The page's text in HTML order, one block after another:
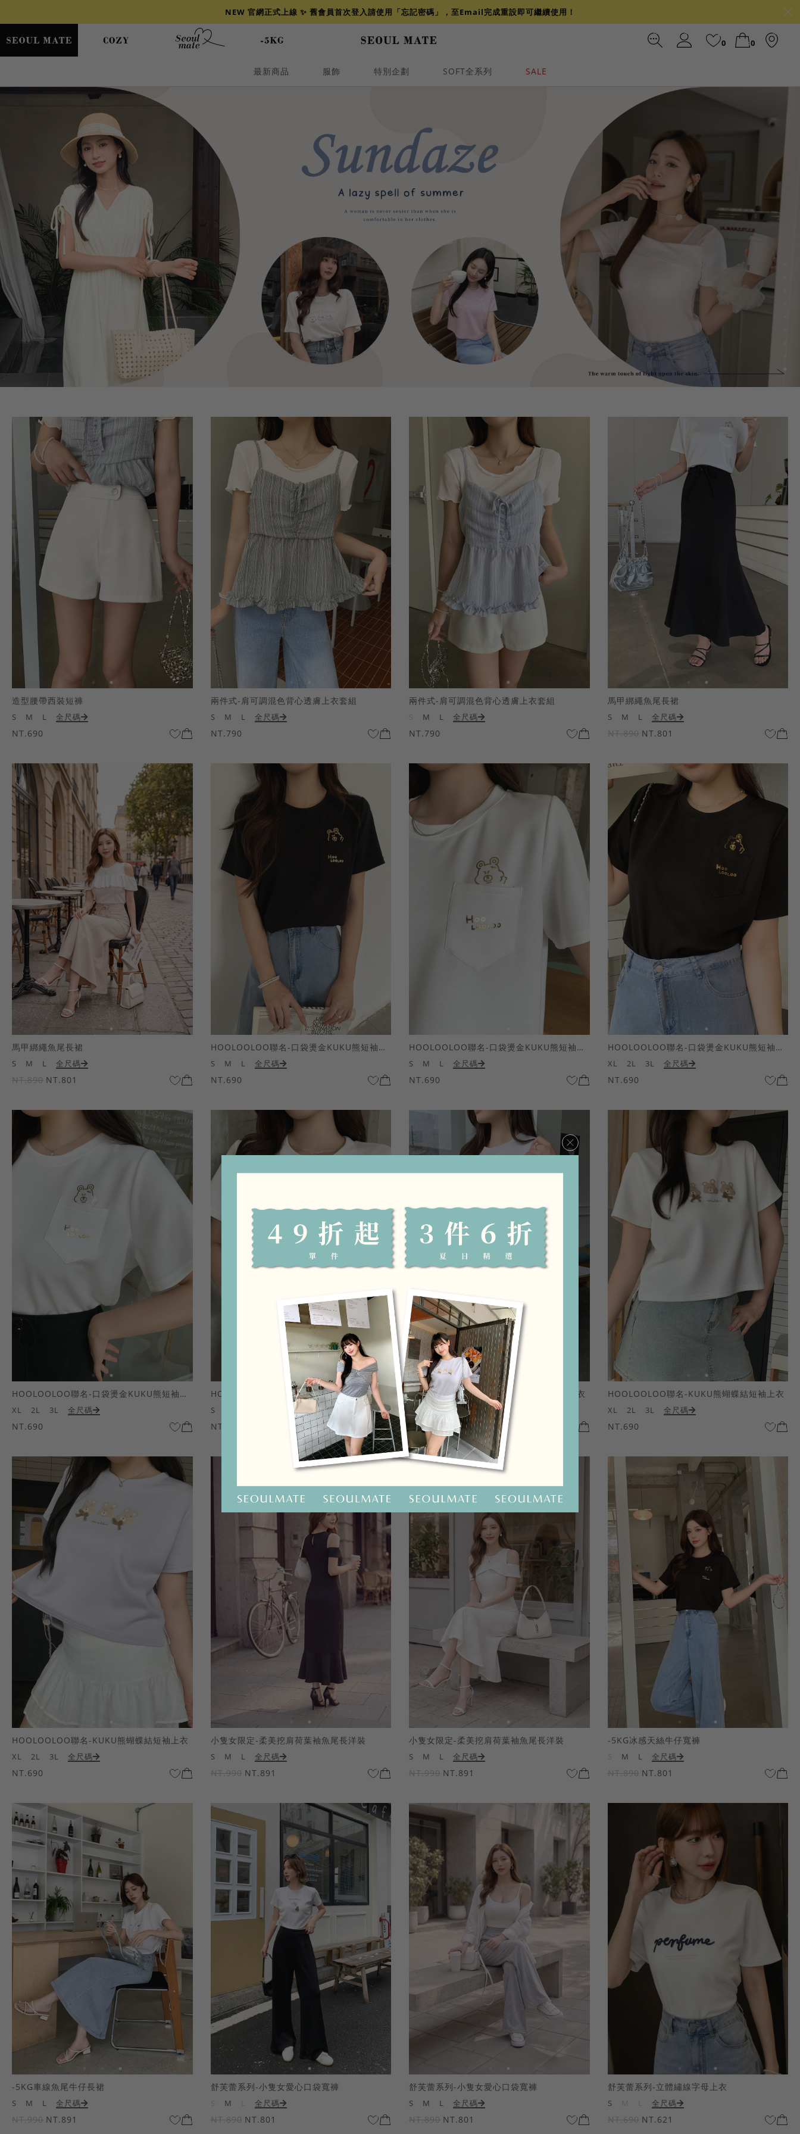
×
NEW 官網正式上線 ✨ 舊會員首次登入請使用「忘記密碼」，至Email完成重設即可繼續使用！
0 0
最新商品 服飾 特別企劃 SOFT全系列 SALE
造型腰帶西裝短褲
S M L 全尺碼
NT.690
兩件式-肩可調混色背心透膚上衣套組
S M L 全尺碼
NT.790
兩件式-肩可調混色背心透膚上衣套組
M L 全尺碼
NT.790
馬甲綁繩魚尾長裙
S M L 全尺碼
NT.890 NT.801
馬甲綁繩魚尾長裙
S M L 全尺碼
NT.890 NT.801
HOOLOOLOO聯名-口袋燙金KUKU熊短袖上衣
S M L 全尺碼
NT.690
HOOLOOLOO聯名-口袋燙金KUKU熊短袖上衣
S M L 全尺碼
NT.690
HOOLOOLOO聯名-口袋燙金KUKU熊短袖上衣
XL 2L 3L 全尺碼
NT.690
HOOLOOLOO聯名-口袋燙金KUKU熊短袖上衣
XL 2L 3L 全尺碼
NT.690
HOOLOOLOO聯名-KUKU熊蝴蝶結短袖上衣
S
NT.690
HOOLOOLOO聯名-KUKU熊蝴蝶結短袖上衣
S M L 全尺碼
NT.690
HOOLOOLOO聯名-KUKU熊蝴蝶結短袖上衣
XL 2L 3L 全尺碼
NT.690
HOOLOOLOO聯名-KUKU熊蝴蝶結短袖上衣
XL 2L 3L 全尺碼
NT.690
小隻女限定-柔美挖肩荷葉袖魚尾長洋裝
S M L 全尺碼
NT.990 NT.891
小隻女限定-柔美挖肩荷葉袖魚尾長洋裝
S M L 全尺碼
NT.990 NT.891
-5KG冰感天絲牛仔寬褲
M L 全尺碼
NT.890 NT.801
-5KG車線魚尾牛仔長裙
S M L 全尺碼
NT.990 NT.891
舒芙蕾系列-小隻女愛心口袋寬褲
M 全尺碼
NT.890 NT.801
舒芙蕾系列-小隻女愛心口袋寬褲
S M L 全尺碼
NT.890 NT.801
舒芙蕾系列-立體繡線字母上衣
S 全尺碼
NT.690 NT.621